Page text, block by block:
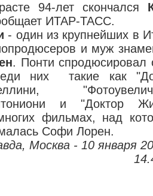
94-лет скончался
ИТАР-ТАСС.
- один из крупнейших в
и муж
. Понти спродюсировал
них такие как
и "Доктор
фильмах, над
Софи Лорен.
Москва - 10 января